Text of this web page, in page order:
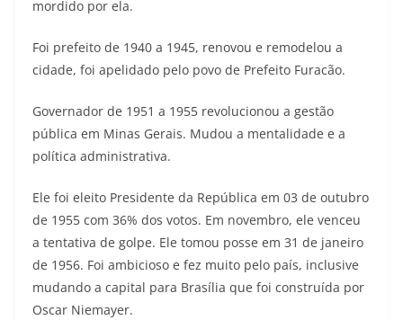
mordido por ela.
Foi prefeito de 1940 a 1945, renovou e remodelou a
cidade, foi apelidado pelo povo de Prefeito Furacão.
Governador de 1951 a 1955 revolucionou a gestão
pública em Minas Gerais. Mudou a mentalidade e a
política administrativa.
Ele foi eleito Presidente da República em 03 de outubro
de 1955 com 36% dos votos. Em novembro, ele venceu
a tentativa de golpe. Ele tomou posse em 31 de janeiro
de 1956. Foi ambicioso e fez muito pelo país, inclusive
mudando a capital para Brasília que foi construída por
Oscar Niemayer.